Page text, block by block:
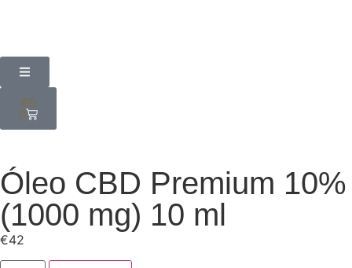
€0
0
Óleo CBD Premium 10%
(1000 mg) 10 ml
€42